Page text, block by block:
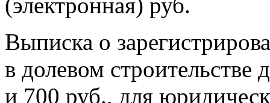
(электронная) руб.
Выписка о
в долевом
и 700 руб., для